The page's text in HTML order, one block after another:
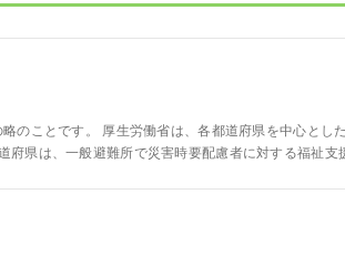
のことです。 厚生労働省は、各都道府県を中心とし
府県は、一般避難所で災害時要配慮者に対する福祉支